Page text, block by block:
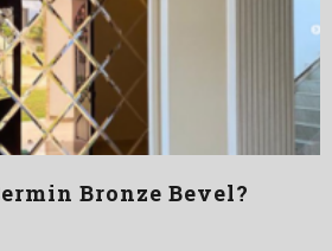
Bronze Bevel?